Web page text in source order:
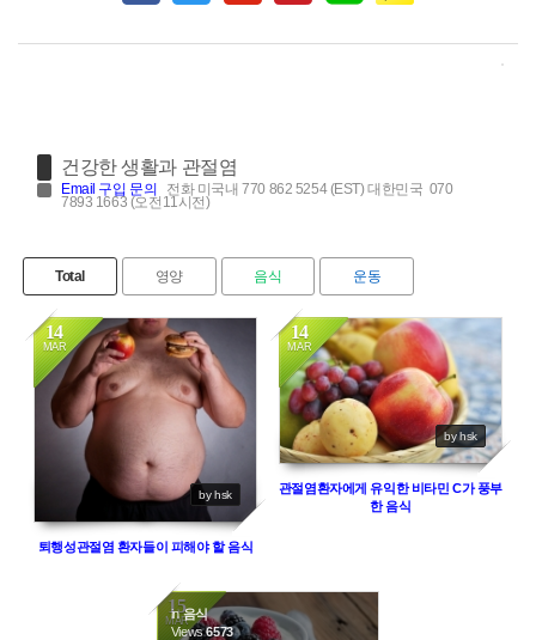
건강한 생활과 관절염
Email 구입 문의 전화 미국내 770 862 5254 (EST) 대한민국 070
7893 1663 (오전11시전)
Total 영양 음식 운동
14
MAR
by hsk
8262
퇴행성관절염 환자들이 피해야 할 음식
14
MAR
by hsk
7090
관절염환자에게 유익한 비타민 C가 풍부
한 음식
15
MAR
in음식
Views6573